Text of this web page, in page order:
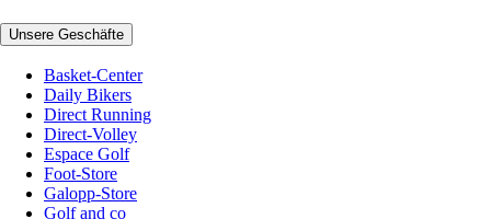
Unsere Geschäfte
Basket-Center
Daily Bikers
Direct Running
Direct-Volley
Espace Golf
Foot-Store
Galopp-Store
Golf and co